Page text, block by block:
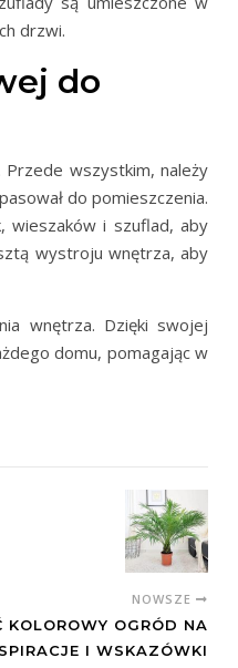
drzwi.
do
wszystkim, należy
do pomieszczenia.
wieszaków i szuflad, aby
wystroju wnętrza, aby
wnętrza. Dzięki swojej
domu, pomagając w
NOWSZE
KOLOROWY OGRÓD NA
I WSKAZÓWKI